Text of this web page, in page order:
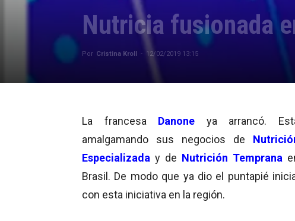
Nutricia fusionada
Por Cristina Kroll - 12/02/2019 13:15
La francesa Danone ya arrancó.
amalgamando sus negocios de
Especializada y de Nutrición Temprana
Brasil. De modo que ya dio el puntapié
con esta iniciativa en la región.